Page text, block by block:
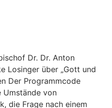
Dr. Dr. Anton
Losinger über „Gott und
Der Programmcode
Umstände von
die Frage nach einem